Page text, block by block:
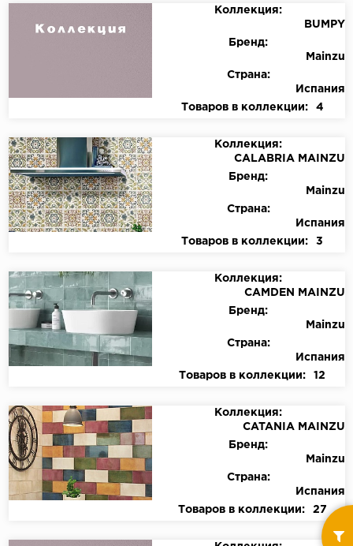
Коллекция:
BUMPY
Бренд:
Mainzu
Страна:
Испания
Товаров в коллекции:
4
Коллекция:
CALABRIA MAINZU
Бренд:
Mainzu
Страна:
Испания
Товаров в коллекции:
3
Коллекция:
CAMDEN MAINZU
Бренд:
Mainzu
Страна:
Испания
Товаров в коллекции:
12
Коллекция:
CATANIA MAINZU
Бренд:
Mainzu
Страна:
Испания
Товаров в коллекции:
27